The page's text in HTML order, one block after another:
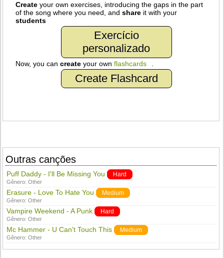
Create your own exercises, introducing the gaps in the part
of the song where you need, andshare it with your
students
Exercício
personalizado
Now, you cancreate your ownflashcards
Create Flashcard
Outras canções
Puff Daddy - I'll Be Missing You Hard
Gênero:Other
Erasure - Love To Hate You Medium
Gênero:Other
Vampire Weekend - A Punk Hard
Gênero:Other
Mc Hammer - U Can't Touch This Medium
Gênero:Other